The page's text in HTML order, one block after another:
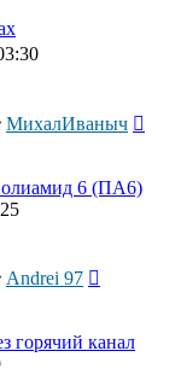
МихалИваныч
6 (ПА6)
Andrei 97
горячий канал